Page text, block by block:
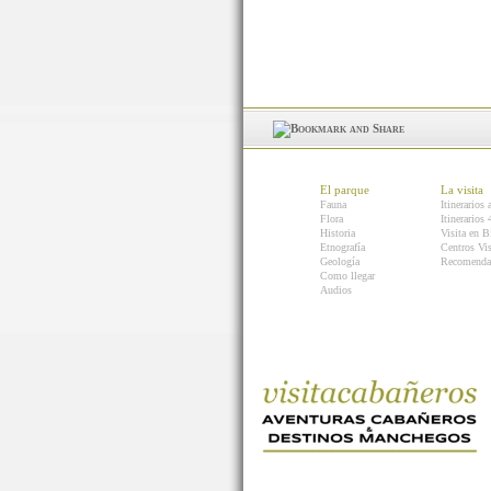
El parque
Fauna
Flora
Historia
Etnografía
Geología
Como llegar
Audios
La visita
Itinerarios
Itinerarios
Visita en
Centros